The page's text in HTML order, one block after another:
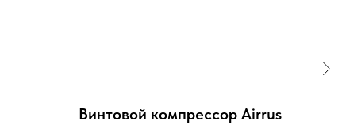
Винтовой компрессор Airrus